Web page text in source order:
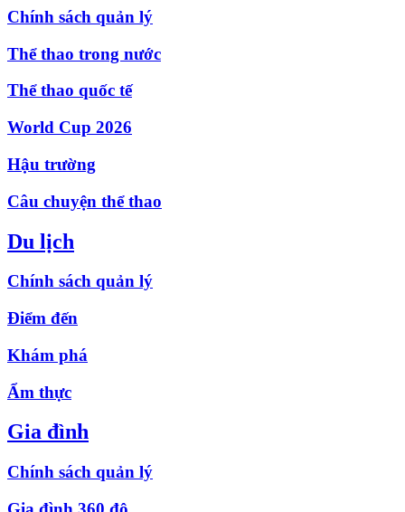
Chính sách quản lý
Thể thao trong nước
Thể thao quốc tế
World Cup 2026
Hậu trường
Câu chuyện thể thao
Du lịch
Chính sách quản lý
Điểm đến
Khám phá
Ẩm thực
Gia đình
Chính sách quản lý